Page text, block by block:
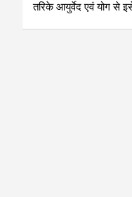
तरिके आयुर्वेद एवं योग से